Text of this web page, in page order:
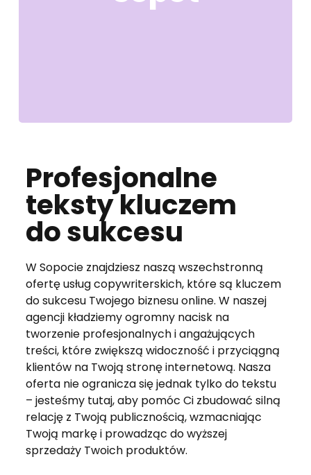
Profesjonalne
teksty kluczem
do sukcesu
W Sopocie znajdziesz naszą wszechstronną
ofertę usług copywriterskich, które są kluczem
do sukcesu Twojego biznesu online. W naszej
agencji kładziemy ogromny nacisk na
tworzenie profesjonalnych i angażujących
treści, które zwiększą widoczność i przyciągną
klientów na Twoją stronę internetową. Nasza
oferta nie ogranicza się jednak tylko do tekstu
– jesteśmy tutaj, aby pomóc Ci zbudować silną
relację z Twoją publicznością, wzmacniając
Twoją markę i prowadząc do wyższej
sprzedaży Twoich produktów.